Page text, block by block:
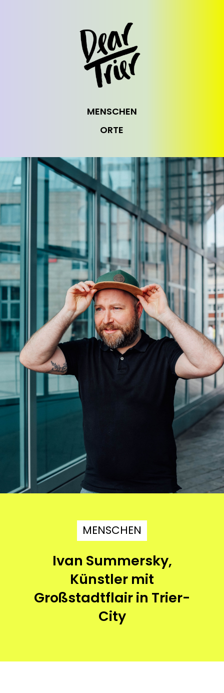
MENSCHEN
ORTE
MENSCHEN
Ivan Summersky,
Künstler mit
Großstadtflair in Trier-
City